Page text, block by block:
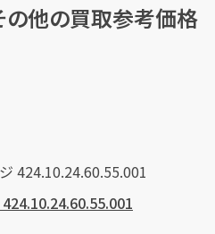
その他の買取参考価格
424.10.24.60.55.001